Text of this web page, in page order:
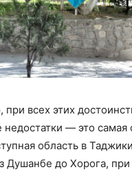
при всех этих
недостатки — это самая
область в
Душанбе до Хорога,